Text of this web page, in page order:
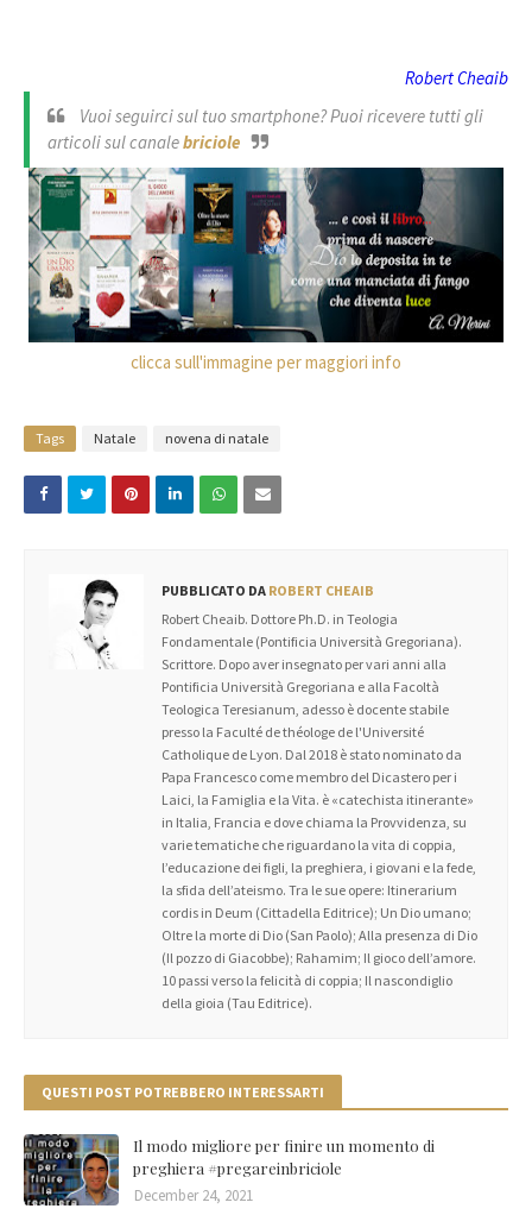
Robert Cheaib
Vuoi seguirci sul tuo smartphone? Puoi ricevere tutti gli
articoli sul canalebriciole
clicca sull'immagine per maggiori info
Tags Natale novena di natale
PUBBLICATO DA ROBERT CHEAIB
Robert Cheaib. Dottore Ph.D. in Teologia
Fondamentale (Pontificia Università Gregoriana).
Scrittore. Dopo aver insegnato per vari anni alla
Pontificia Università Gregoriana e alla Facoltà
Teologica Teresianum, adesso è docente stabile
presso la Faculté de théologe de l'Université
Catholique de Lyon. Dal 2018 è stato nominato da
Papa Francesco come membro del Dicastero per i
Laici, la Famiglia e la Vita. è «catechista itinerante»
in Italia, Francia e dove chiama la Provvidenza, su
varie tematiche che riguardano la vita di coppia,
l’educazione dei figli, la preghiera, i giovani e la fede,
la sfida dell’ateismo. Tra le sue opere: Itinerarium
cordis in Deum (Cittadella Editrice); Un Dio umano;
Oltre la morte di Dio (San Paolo); Alla presenza di Dio
(Il pozzo di Giacobbe); Rahamim; Il gioco dell’amore.
10 passi verso la felicità di coppia; Il nascondiglio
della gioia (Tau Editrice).
QUESTI POST POTREBBERO INTERESSARTI
Il modo migliore per finire un momento di
preghiera #pregareinbriciole
December 24, 2021